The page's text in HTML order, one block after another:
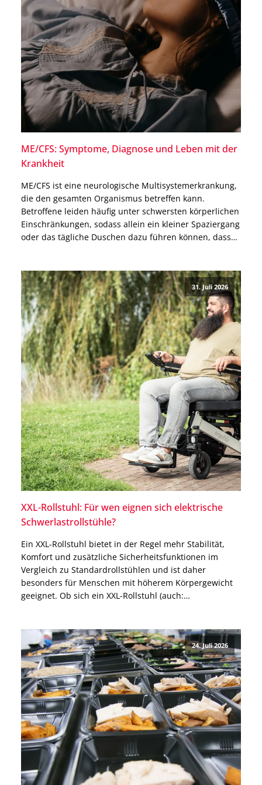
ME/CFS: Symptome, Diagnose und Leben mit der
Krankheit
ME/CFS ist eine neurologische Multisystemerkrankung,
die den gesamten Organismus betreffen kann.
Betroffene leiden häufig unter schwersten körperlichen
Einschränkungen, sodass allein ein kleiner Spaziergang
oder das tägliche Duschen dazu führen können, dass
Erschöpfungszustand ist, welche Ursachen bekannt
und welche Therapien möglich sind, […]
31. Juli 2026
XXL-Rollstuhl: Für wen eignen sich elektrische
Schwerlastrollstühle?
Ein XXL-Rollstuhl bietet in der Regel mehr Stabilität,
Komfort und zusätzliche Sicherheitsfunktionen im
Vergleich zu Standardrollstühlen und ist daher
besonders für Menschen mit höherem Körpergewicht
geeignet. Ob sich ein XXL-Rollstuhl (auch:
große Menschen oder Menschen mit einem allgemein
breiten Körperbau […]
24. Juli 2026